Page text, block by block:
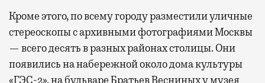
Кроме этого, по всему городу разместили уличные
стереоскопы с архивными фотографиями Москвы
— всего десять в разных районах столицы. Они
появились на набережной около дома культуры
«ГЭС-2», на бульваре Братьев Весниных у музея